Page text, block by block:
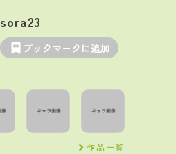
sora23
ブックマークに追加
作品一覧